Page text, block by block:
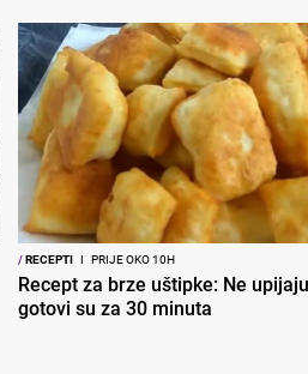
/RECEPTI I PRIJE OKO 10H
Recept za brze uštipke: Ne
gotovi su za 30 minuta